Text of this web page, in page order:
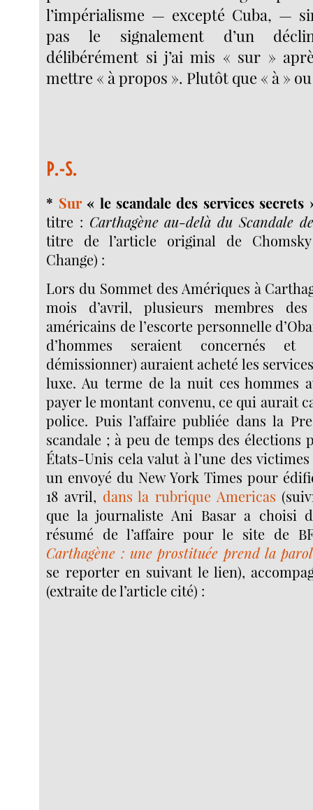
l’impérialisme — excepté Cuba, —
pas le signalement d’un
délibérément si j’ai mis « sur »
mettre « à propos ». Plutôt que « à »
P.-S.
* Sur« le scandale des services secrets
titre : Carthagène au-delà du Scandale
titre de l’article original de
Change) :
Lors du Sommet des Amériques à
mois d’avril, plusieurs membres des
américains de l’escorte personnelle
d’hommes seraient concernés et
démissionner) auraient acheté les
luxe. Au terme de la nuit ces hommes
payer le montant convenu, ce qui aurait
police. Puis l’affaire publiée dans la
scandale ; à peu de temps des élections
États-Unis cela valut à l’une des
un envoyé du New York Times pour
18 avril, dans la rubrique Americas
que la journaliste Ani Basar a choisi
résumé de l’affaire pour le site de
Carthagène : une prostituée prend la
se reporter en suivant le lien),
(extraite de l’article cité) :